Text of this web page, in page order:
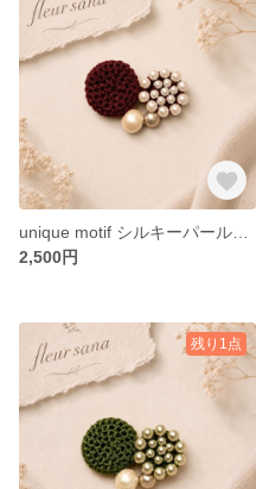
2,500円
残り1点